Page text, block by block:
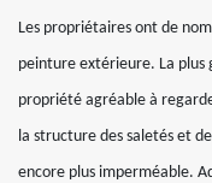
Les propriétaires ont de
peinture extérieure. La plus
propriété agréable à
la structure des saletés et
encore plus imperméable.